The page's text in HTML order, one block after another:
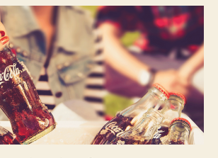
цор
ганц
гайхалтай
амттай
болгодог
орцыг
мэдмээр
байна
уу?
дээр